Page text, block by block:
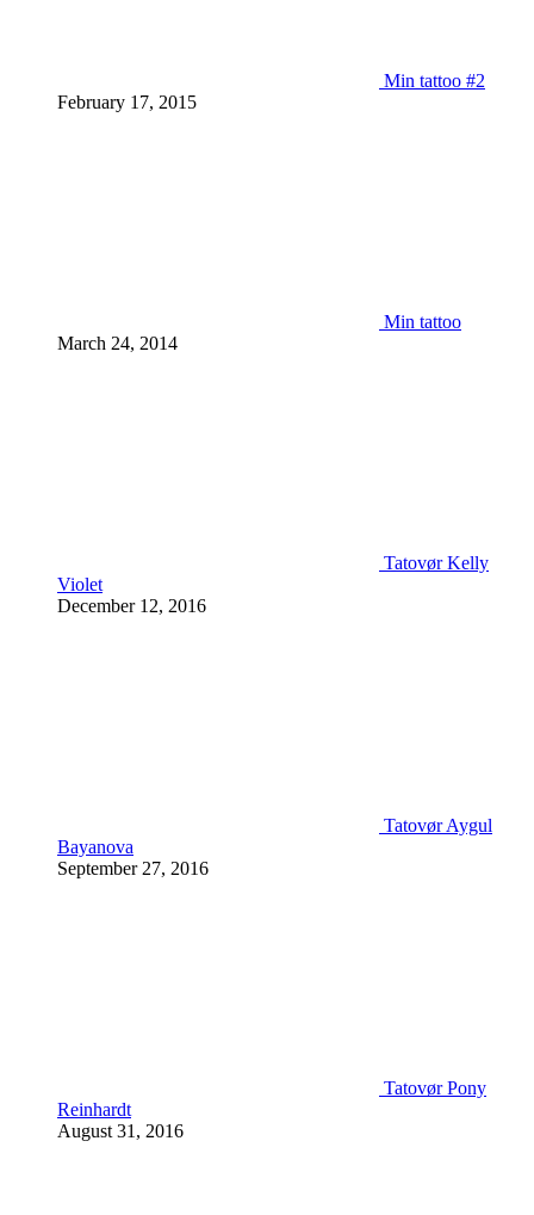
Min tattoo #2
February 17, 2015
Min tattoo
March 24, 2014
Tatovør Kelly
Violet
December 12, 2016
Tatovør Aygul
Bayanova
September 27, 2016
Tatovør Pony
Reinhardt
August 31, 2016